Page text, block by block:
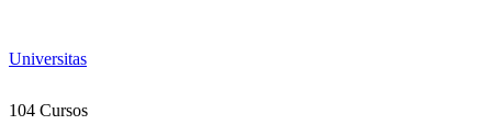
Universitas
104 Cursos